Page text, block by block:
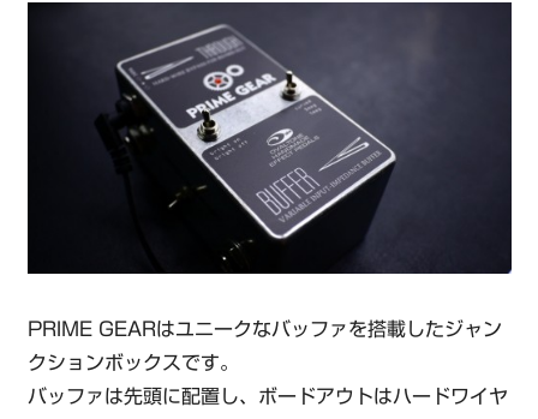
PRIME GEARはユニークなバッファを搭載したジャン
クションボックスです。
バッファは先頭に配置し、ボードアウトはハードワイヤ